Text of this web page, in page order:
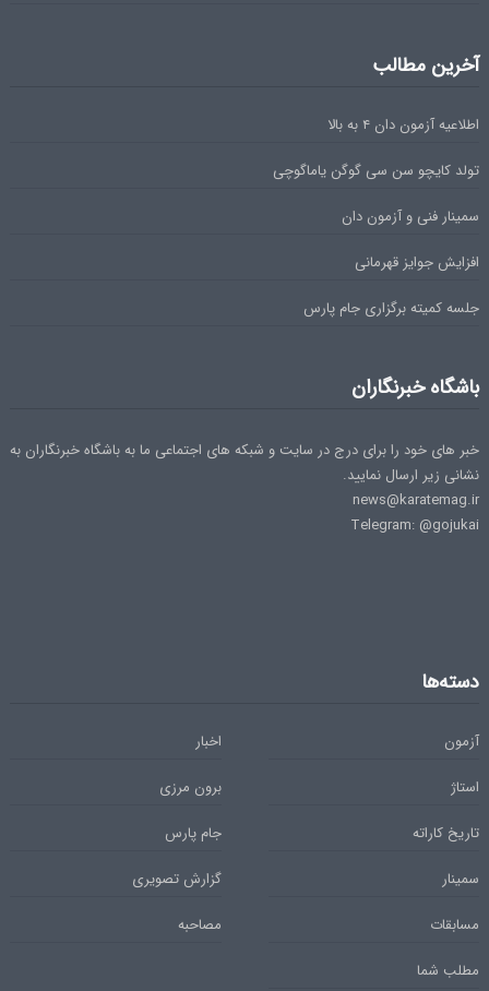
آخرین مطالب
اطلاعیه آزمون دان ۴ به بالا
تولد کایچو سن سی گوگن یاماگوچی
سمینار فنی و آزمون دان
افزایش جوایز قهرمانی
جلسه کمیته برگزاری جام پارس
باشگاه خبرنگاران
خبر های خود را برای درج در سایت و شبکه های اجتماعی ما به باشگاه خبرنگاران به
نشانی زیر ارسال نمایید.
news@karatemag.ir
Telegram: @gojukai
دسته‌ها
آزمون
اخبار
استاژ
برون مرزی
تاریخ کاراته
جام پارس
سمینار
گزارش تصویری
مسابقات
مصاحبه
مطلب شما